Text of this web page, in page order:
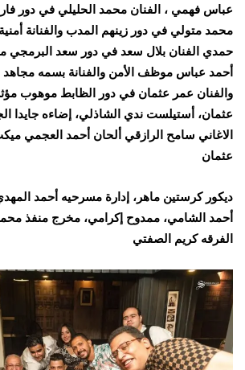
عباس فهمي ، الفنان محمد الحليلي في دور
محمد متولي في دور زينهم المدب والفنانة
حمدي الفنان بلال سعد في دور سعد البرمجي
أحمد عباس موظف الأمن والفنانة بسمه مجاهد
والفنان عمر عثمان في دور الظابط موهوب
عثمان، أستيلست ندي الشاذلي، إضاءه جايدا
الاغاني سامح الرازقي ألحان أحمد العجمي
عثمان
ديكور كرستين ماهر، إدارة مسرحيه أحمد
أحمد الشامي، ممدوح إكرامي، مخرج منفذ
الفرقه كريم الصفتي